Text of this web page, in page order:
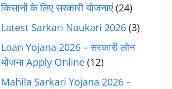
किसानों के लिए सरकारी योजनाएं(24)
Latest Sarkari Naukari 2026(3)
Loan Yojana 2026 – सरकारी लोन
योजना Apply Online(12)
Mahila Sarkari Yojana 2026 –